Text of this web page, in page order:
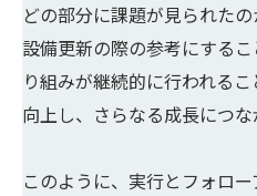
どの部分に課題が見られた
設備更新の際の参考にする
り組みが継続的に行われる
向上し、さらなる成長につな
このように、実行とフォロ